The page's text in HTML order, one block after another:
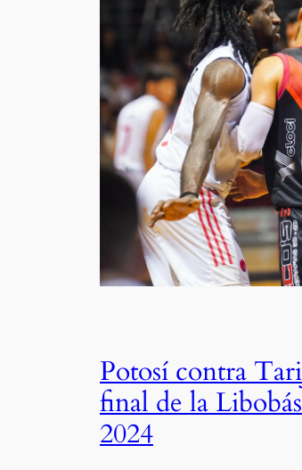
Potosí contra
final de la
2024